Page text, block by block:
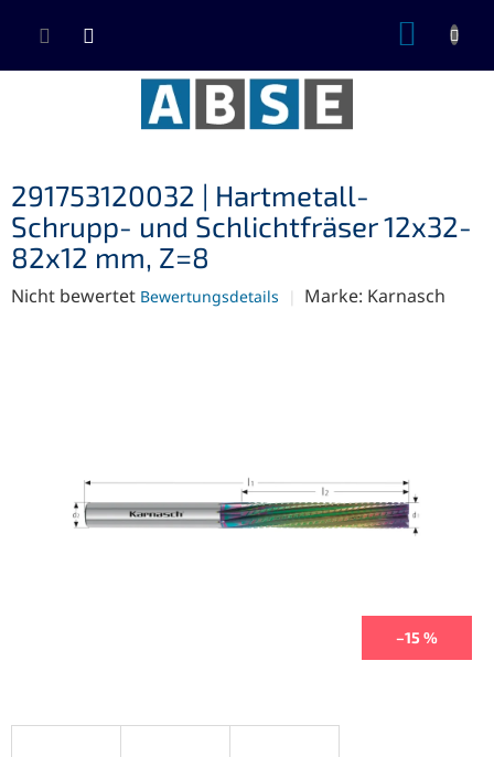
Inhalt
291753120032 | Hartmetall-
Schrupp- und Schlichtfräser 12x32-
82x12 mm, Z=8
Die
Nicht bewertet Bewertungsdetails Marke: Karnasch
–15 %